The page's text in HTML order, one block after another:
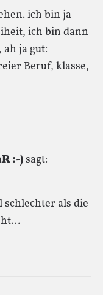
ich bin ja
ich bin dann
ja gut:
Beruf, klasse,
:-)sagt:
als die